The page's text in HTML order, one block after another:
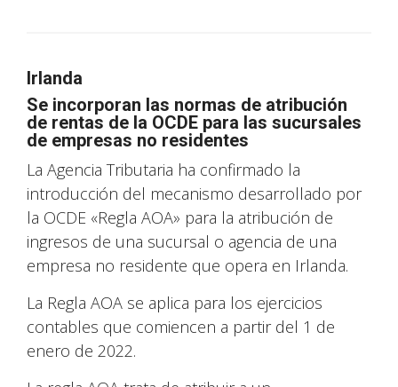
Irlanda
Se incorporan las normas de atribución
de rentas de la OCDE para las sucursales
de empresas no residentes
La Agencia Tributaria ha confirmado la
introducción del mecanismo desarrollado por
la OCDE «Regla AOA» para la atribución de
ingresos de una sucursal o agencia de una
empresa no residente que opera en Irlanda.
La Regla AOA se aplica para los ejercicios
contables que comiencen a partir del 1 de
enero de 2022.